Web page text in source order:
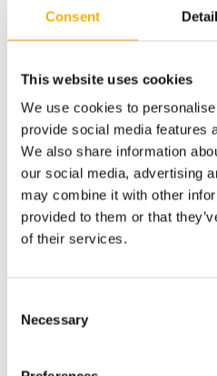
Consent
This website uses cookies
We use cookies to
provide social media features
We also share information
our social media, advertising
may combine it with other
provided to them or that
of their services.
Selection
Necessary
Cena nie zawiera ewentualnych
Cena:135,00 zł
do
Ocena:
Kategorie: warianty
poleć